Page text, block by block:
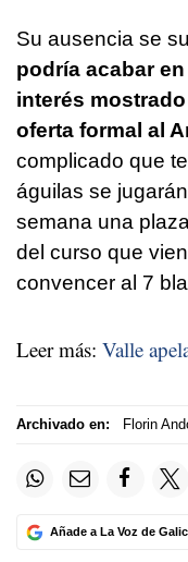
Su ausencia se
podría acabar
interés
oferta formal al
complicado que
águilas se
semana una
del curso que
convencer al 7
Leer más: Valle
Archivado en: Florin
Añade a La Voz de